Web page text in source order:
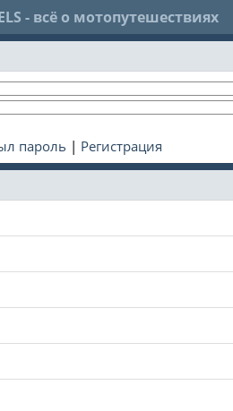
- всё о мотопутешествиях
пароль | Регистрация